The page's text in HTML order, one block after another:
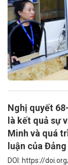
Nghị quyết
là kết quả sự
Minh và quá
luận của Đảng
DOI: https://